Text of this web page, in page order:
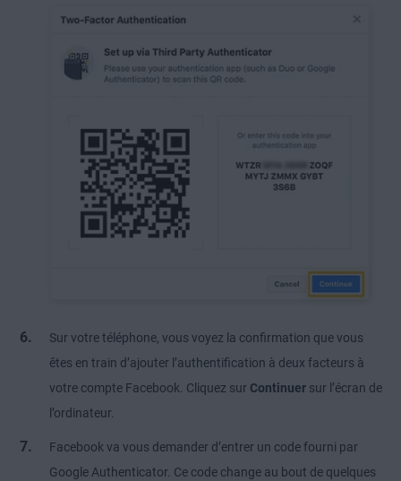
Sur votre téléphone, vous voyez la confirmation que vous
êtes en train d’ajouter l’authentification à deux facteurs à
votre compte Facebook. Cliquez sur Continuer sur l’écran de
l’ordinateur.
Facebook va vous demander d’entrer un code fourni par
Google Authenticator. Ce code change au bout de quelques